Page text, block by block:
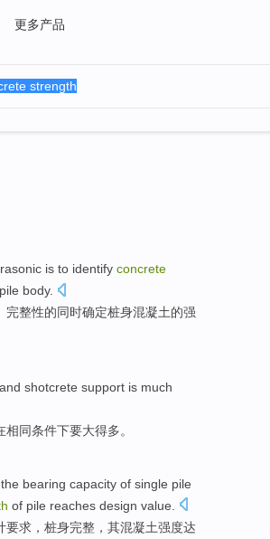
更多产品
is to identify concrete
pile body.
完整性的同时确定桩身混凝土的强
and shotcrete support is much
相同条件下要大得多。
the bearing capacity of single pile
of pile reaches design value
要求 ，桩身完整 ，其混凝土强度达